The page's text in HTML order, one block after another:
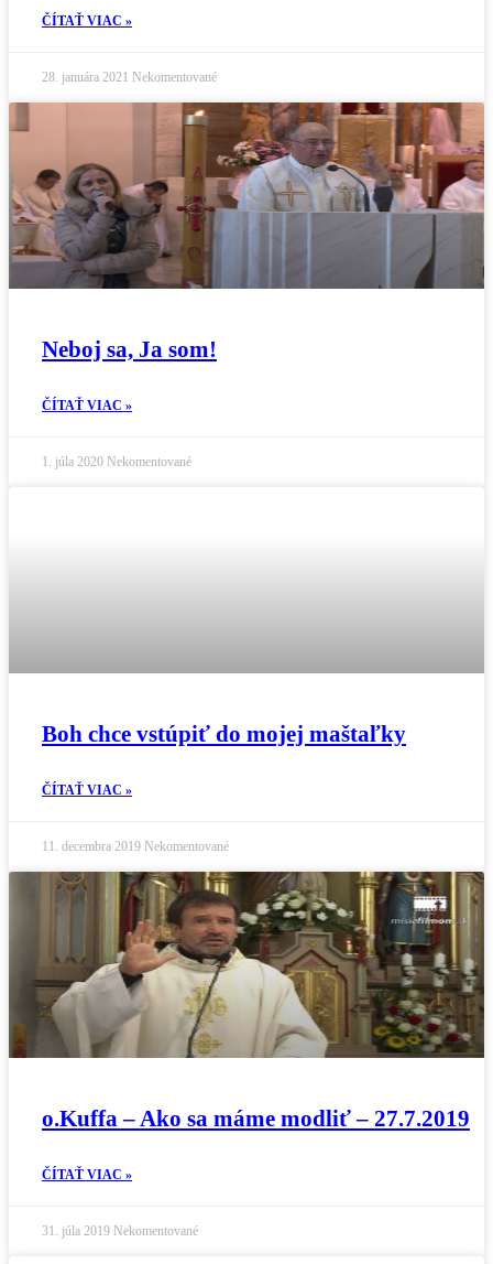
ČÍTAŤ VIAC »
28. januára 2021 Nekomentované
Neboj sa, Ja som!
ČÍTAŤ VIAC »
1. júla 2020 Nekomentované
Boh chce vstúpiť do mojej maštaľky
ČÍTAŤ VIAC »
11. decembra 2019 Nekomentované
o.Kuffa – Ako sa máme modliť – 27.7.2019
ČÍTAŤ VIAC »
31. júla 2019 Nekomentované